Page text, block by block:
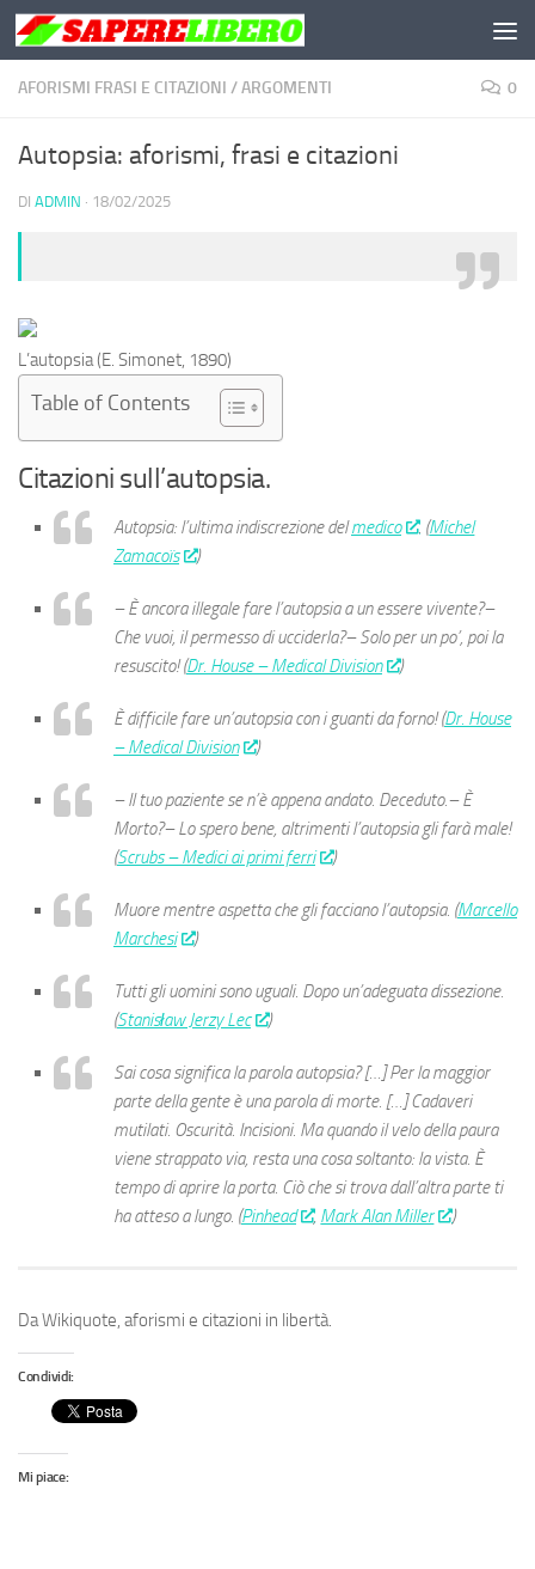
Salta al contenuto
AFORISMI FRASI E CITAZIONI /ARGOMENTI 0
Autopsia: aforismi, frasi e citazioni
DI ADMIN · 18/02/2025
L’autopsia(E. Simonet, 1890)
Table of Contents
Citazioni sull’autopsia.
Autopsia: l’ultima indiscrezione delmedico . (Michel
Zamacoïs
)
– È ancora illegale fare l’autopsia a un essere vivente?–
Che vuoi, il permesso di ucciderla?– Solo per un po’, poi la
resuscito! (Dr. House – Medical Division )
È difficile fare un’autopsia con i guanti da forno! (Dr. House
– Medical Division
)
– Il tuo paziente se n’è appena andato. Deceduto.– È
Morto?– Lo spero bene, altrimenti l’autopsia gli farà male!
(Scrubs – Medici ai primi ferri )
Muore mentre aspetta che gli facciano l’autopsia. (Marcello
Marchesi
)
Tutti gli uomini sono uguali. Dopo un’adeguata dissezione.
(Stanisław Jerzy Lec )
Sai cosa significa la parola autopsia? […] Per la maggior
parte della gente è una parola di morte. […] Cadaveri
mutilati. Oscurità. Incisioni. Ma quando il velo della paura
viene strappato via, resta una cosa soltanto: la vista. È
tempo di aprire la porta. Ciò che si trova dall’altra parte ti
ha atteso a lungo. (Pinhead , Mark Alan Miller )
Da Wikiquote, aforismi e citazioni in libertà.
Condividi:
Mi piace: